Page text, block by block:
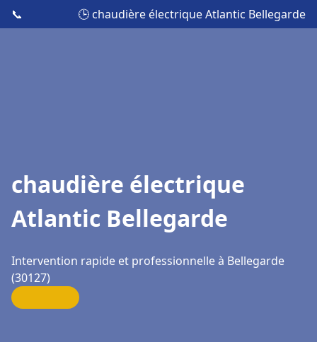
📞 🕒 chaudière électrique Atlantic Bellegarde
chaudière électrique
Atlantic Bellegarde
Intervention rapide et professionnelle à Bellegarde
(30127)